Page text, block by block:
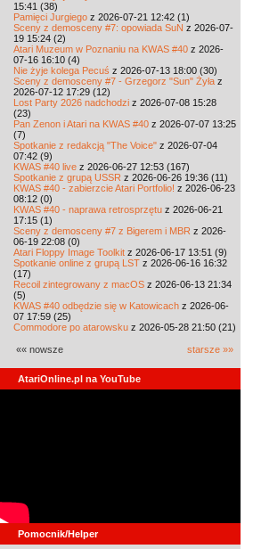
15:41 (38)
Pamięci Jurgiego z 2026-07-21 12:42 (1)
Sceny z demosceny #7: opowiada SuN z 2026-07-
19 15:24 (2)
Atari Muzeum w Poznaniu na KWAS #40 z 2026-
07-16 16:10 (4)
Nie żyje kolega Pecuś z 2026-07-13 18:00 (30)
Sceny z demosceny #7 - Grzegorz "Sun" Żyła z
2026-07-12 17:29 (12)
Lost Party 2026 nadchodzi z 2026-07-08 15:28
(23)
Pan Zenon i Atari na KWAS #40 z 2026-07-07 13:25
(7)
Spotkanie z redakcją "The Voice" z 2026-07-04
07:42 (9)
KWAS #40 live z 2026-06-27 12:53 (167)
Spotkanie z grupą USSR z 2026-06-26 19:36 (11)
KWAS #40 - zabierzcie Atari Portfolio! z 2026-06-23
08:12 (0)
KWAS #40 - naprawa retrosprzętu z 2026-06-21
17:15 (1)
Sceny z demosceny #7 z Bigerem i MBR z 2026-
06-19 22:08 (0)
Atari Floppy Image Toolkit z 2026-06-17 13:51 (9)
Spotkanie online z grupą LST z 2026-06-16 16:32
(17)
Recoil zintegrowany z macOS z 2026-06-13 21:34
(5)
KWAS #40 odbędzie się w Katowicach z 2026-06-
07 17:59 (25)
Commodore po atarowsku z 2026-05-28 21:50 (21)
«« nowsze starsze »»
AtariOnline.pl na YouTube
Pomocnik/Helper